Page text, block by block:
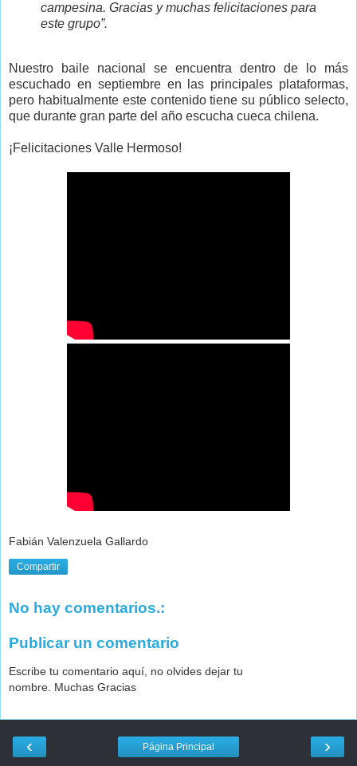
campesina. Gracias y muchas felicitaciones para
este grupo”.
Nuestro baile nacional se encuentra dentro de lo más
escuchado en septiembre en las principales plataformas,
pero habitualmente este contenido tiene su público selecto,
que durante gran parte del año escucha cueca chilena.
¡Felicitaciones Valle Hermoso!
Fabián Valenzuela Gallardo
Compartir
No hay comentarios.:
Publicar un comentario
Escribe tu comentario aquí, no olvides dejar tu
nombre. Muchas Gracias
‹ ›
Página Principal